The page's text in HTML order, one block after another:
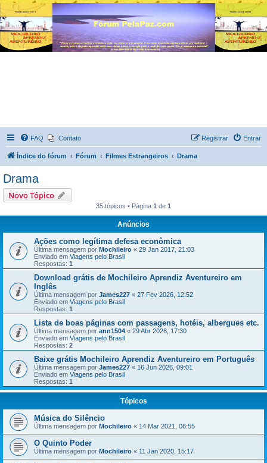
FAQ Contato Entrar
Registrar
Índice do fórum Fórum Filmes Estrangeiros Drama
Drama
Novo Tópico
35 tópicos • Página 1 de 1
Anúncios
Ações como legítima defesa econômica
Última mensagem por Mochileiro « 29 Jan 2017, 21:03
Enviado em Viagens pelo Brasil
Respostas: 1
Download grátis de Mochileiro Aprendiz Aventureiro em
Inglês
Última mensagem por James227 « 27 Fev 2026, 12:52
Enviado em Viagens pelo Brasil
Respostas: 1
Lista de boas páginas com passagens, hotéis, albergues etc.
Última mensagem por ann1504 « 29 Abr 2026, 17:30
Enviado em Viagens pelo Brasil
Respostas: 2
Baixe grátis Mochileiro Aprendiz Aventureiro em Português
Última mensagem por James227 « 16 Jun 2026, 09:01
Enviado em Viagens pelo Brasil
Respostas: 1
Tópicos
Música do Silêncio
Última mensagem por Mochileiro « 14 Mar 2021, 06:55
O Quinto Poder
Última mensagem por Mochileiro « 11 Jan 2020, 15:17